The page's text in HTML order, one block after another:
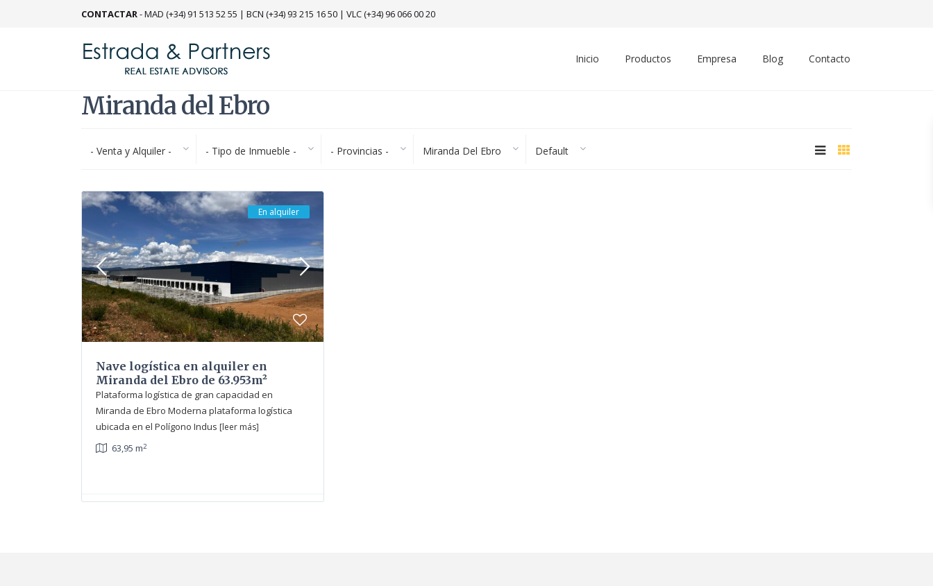
CONTACTAR-MAD (+34) 91 513 52 55 | BCN (+34) 93 215 16 50 | VLC (+34) 96 066 00 20
Inicio Productos Empresa Blog Contacto
Miranda del Ebro
- Venta y Alquiler - - Tipo de Inmueble - - Provincias - Miranda Del Ebro Default
En alquiler
Nave logística en alquiler en
Miranda del Ebro de 63.953m²
Plataforma logística de gran capacidad en
Miranda de Ebro Moderna plataforma logística
ubicada en el Polígono Indus [leer más]
63,95 m2